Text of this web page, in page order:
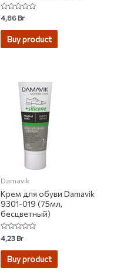
Rated
0
out
4,86Br
Buy product
Damavik
Крем для обуви Damavik
9301-019 (75мл,
бесцветный)
Rated
0
out
4,23Br
Buy product